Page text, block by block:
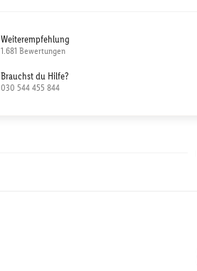
Weiterempfehlung
1.681 Bewertungen
Brauchst du Hilfe?
030 544 455 844